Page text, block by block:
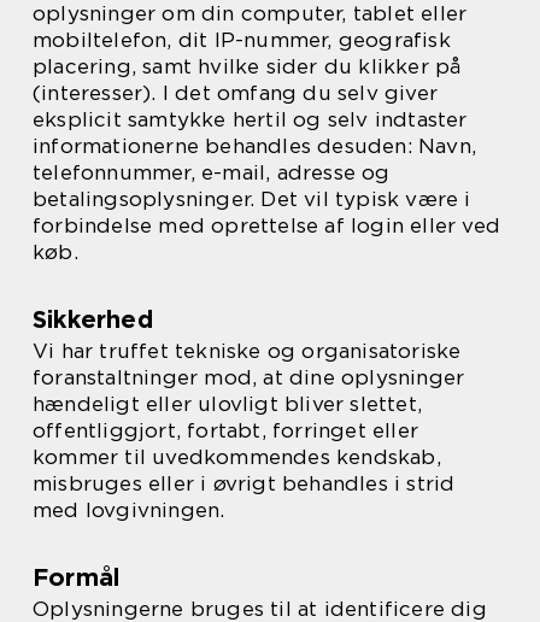
oplysninger om din computer, tablet eller
mobiltelefon, dit IP-nummer, geografisk
placering, samt hvilke sider du klikker på
(interesser). I det omfang du selv giver
eksplicit samtykke hertil og selv indtaster
informationerne behandles desuden: Navn,
telefonnummer, e-mail, adresse og
betalingsoplysninger. Det vil typisk være i
forbindelse med oprettelse af login eller ved
køb.
Sikkerhed
Vi har truffet tekniske og organisatoriske
foranstaltninger mod, at dine oplysninger
hændeligt eller ulovligt bliver slettet,
offentliggjort, fortabt, forringet eller
kommer til uvedkommendes kendskab,
misbruges eller i øvrigt behandles i strid
med lovgivningen.
Formål
Oplysningerne bruges til at identificere dig